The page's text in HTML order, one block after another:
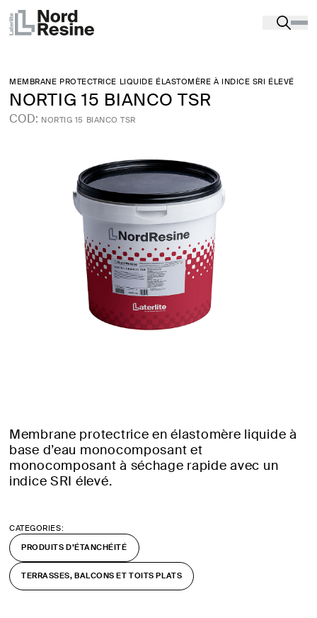
Produits-Produits d’étanchéité
BALCONS ET TOITS PLATS
NORTIG 15 BIANCO TSR
MEMBRANE PROTECTRICE LIQUIDE ÉLASTOMÈRE À INDICE SRI ÉLEVÉ
NORTIG 15 BIANCO TSR
COD: NORTIG 15 BIANCO TSR
Membrane protectrice en élastomère liquide à
base d’eau monocomposant et
monocomposant à séchage rapide avec un
indice SRI élevé.
CATEGORIES:
PRODUITS D’ÉTANCHÉITÉ
TERRASSES, BALCONS ET TOITS PLATS